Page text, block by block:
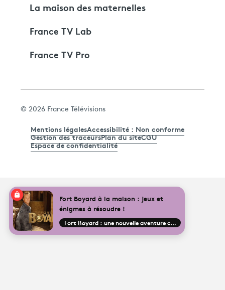
La maison des maternelles
France TV Lab
France TV Pro
© 2026 France Télévisions
Mentions légalesAccessibilité : Non conforme
Gestion des traceursPlan du siteCGU
Espace de confidentialité
Fort Boyard à la maison : jeux et
énigmes à résoudre !
Fort Boyard : une nouvelle aventure commence !